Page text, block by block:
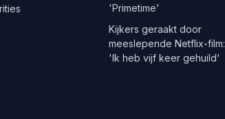
'Primetime'
Kijkers geraakt door
meeslepende Netflix-film:
'Ik heb vijf keer gehuild'